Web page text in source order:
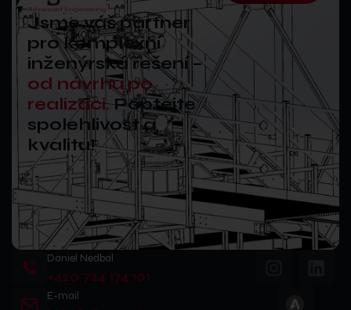
Jsme váš partner
pro komplexní
inženýrská řešení –
od návrhu po
realizaci.Poptejte
spolehlivost a
kvalitu!
Daniel Nedbal
+420 724 174 101
E-mail